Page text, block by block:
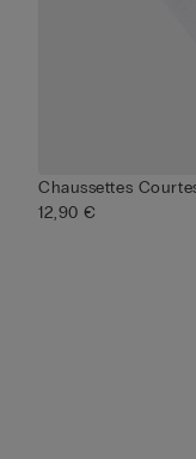
Chaussettes
12,90 €